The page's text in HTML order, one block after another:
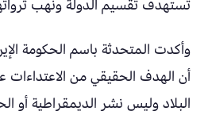
تستهدف تقسيم الدولة ونهب
وأكدت المتحدثة باسم الحكومة
أن الهدف الحقيقي من
البلاد وليس نشر الديمقراطية أو